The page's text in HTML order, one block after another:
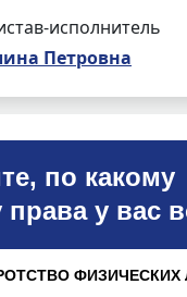
исполнитель
Петровна